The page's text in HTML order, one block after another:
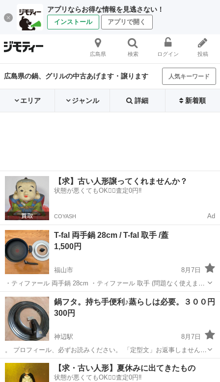
アプリならお得な情報を見逃さない！
インストール アプリで開く
広島県 検索 ログイン 投稿
広島県の鍋、グリルの中古あげます・譲ります 人気キーワード
エリア ジャンル 詳細 新着順
【求】古い人形譲ってくれませんか？
状態が悪くてもOK🙆‍♀️査定0円‼️
COYASH Ad
T-fal 両手鍋 28cm / T-fal 取手 /蓋
1,500円
福山市
8月7日
・ティファール 両手鍋 28cm ・ティファール 取手 (問題なく使えます)
・蓋 ティファールではありません 新しい物を購入したため、出品しま
す。 両手鍋と蓋は使用感あります。 取手は問題なく使えます。 問合
せ前にプロ...
広島 福山市 調理器具
鍋フタ。持ち手便利♪蒸らしは必要。３００円
300円
神辺駅
8月7日
。 プロフィール、必ずお読みください。 「定型文」お返事しません！
「ノークレーム」 「ノーリターン」ご理解くださる方、お問い合わ
せください。『日時決定後』の、キャンセル受付ません。よく、確認
広島 福山市 神辺駅 調理器具
【求・古い人形】夏休みに出てきたもの
状態が悪くてもOK🙆‍♀️査定0円‼️